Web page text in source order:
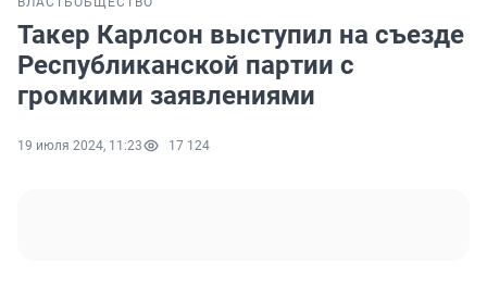
Такер Карлсон выступил на съезде
Республиканской партии с
громкими заявлениями
19 июля 2024, 11:23 17 124